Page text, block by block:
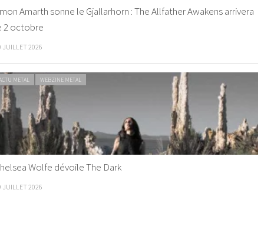
Amarth sonne le Gjallarhorn : The Allfather Awakens arrivera
2 octobre
JUILLET 2026
METAL WEBZINE METAL
Wolfe dévoile The Dark
JUILLET 2026